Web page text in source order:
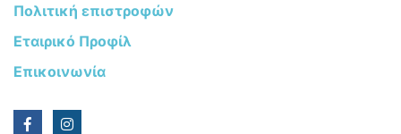
Πολιτική επιστροφών
Εταιρικό Προφίλ
Επικοινωνία